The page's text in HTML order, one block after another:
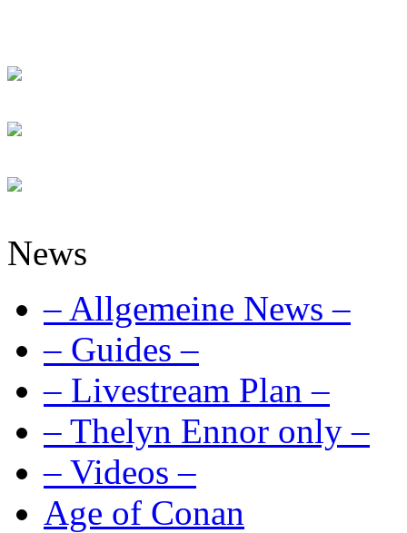
News
– Allgemeine News –
– Guides –
– Livestream Plan –
– Thelyn Ennor only –
– Videos –
Age of Conan